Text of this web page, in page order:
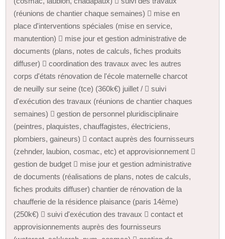
(réunions de chantier chaque semaines)  mise en
place d'interventions spéciales (mise en service,
manutention)  mise jour et gestion administrative de
documents (plans, notes de calculs, fiches produits
diffuser)  coordination des travaux avec les autres
corps d'états rénovation de l'école maternelle charcot
de neuilly sur seine (tce) (360k€) juillet /  suivi
d'exécution des travaux (réunions de chantier chaques
semaines)  gestion de personnel pluridisciplinaire
(peintres, plaquistes, chauffagistes, électriciens,
plombiers, gaineurs)  contact auprès des fournisseurs
(zehnder, laubion, cosmac, etc) et approvisionnement 
gestion de budget  mise jour et gestion administrative
de documents (réalisations de plans, notes de calculs,
fiches produits diffuser) chantier de rénovation de la
chaufferie de la résidence plaisance (paris 14ème)
(250k€)  suivi d'exécution des travaux  contact et
approvisionnements auprès des fournisseurs